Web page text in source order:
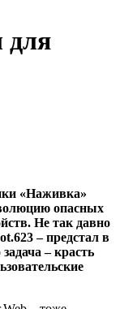
для
«Наживка»
опасных
Не так давно
– предстал в
– красть